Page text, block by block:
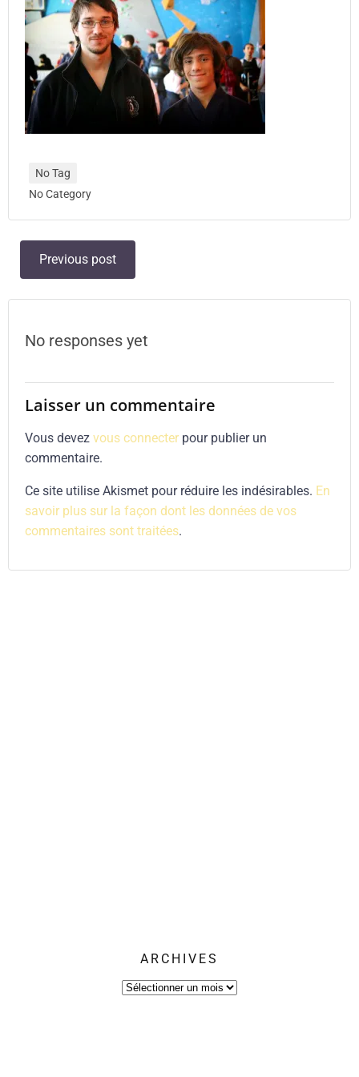
No Tag
No Category
Post
navigation
Previous post
No responses yet
Laisser un commentaire
Vous devez vous connecter pour publier un
commentaire.
Ce site utilise Akismet pour réduire les indésirables. En
savoir plus sur la façon dont les données de vos
commentaires sont traitées.
ARCHIVES
Archives